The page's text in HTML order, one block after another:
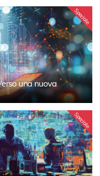
Speciale
una nuova
Speciale